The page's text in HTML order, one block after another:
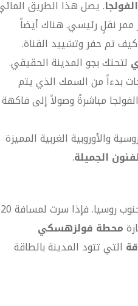
. يصل هذا الطريق
ممر نقلٍ رئيسي. هناك أيضاً
تم حفر وتشييد القناة.
لتحتك بجو المدينة الحقيقي.
بدءاً من السمك الذي يتم
مباشرةً وصولاً إلى فاكهة
والأوروبية الغربية المميزة
الجميلة.
تعتبر منطقة فولغوغراد بوابة لجنوب روسيا. فإذا سرت لمسافة 20
محطة فولزهسكي
التي تتود المدينة بالطاقة